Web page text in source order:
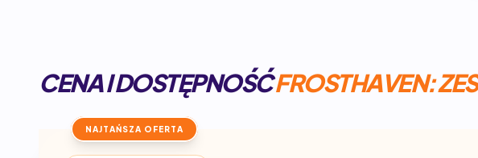
CENA I DOSTĘPNOŚĆFROSTHAVEN:
NAJTAŃSZA OFERTA